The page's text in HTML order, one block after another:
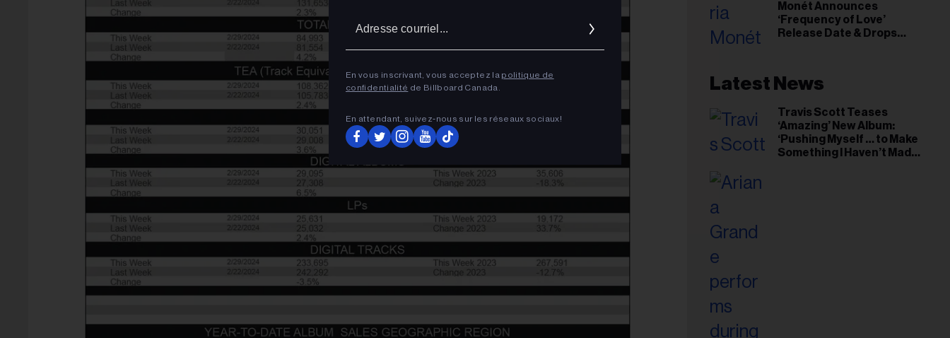
Monét Announces
‘Frequency of Love’
Release Date & Drops
Latest News
Travis Scott Teases
‘Amazing’ New Album:
‘Pushing Myself … to Make
Something I Haven’t Made
Adresse
En vous inscrivant, vous acceptez la politique de
confidentialité de Billboard Canada.
En attendant, suivez‑nous sur les réseaux sociaux!